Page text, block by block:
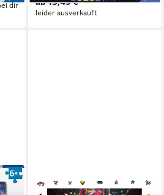
dir
leider ausverkauft
MAGICHOLZ
Puzzle Buntes Pferd